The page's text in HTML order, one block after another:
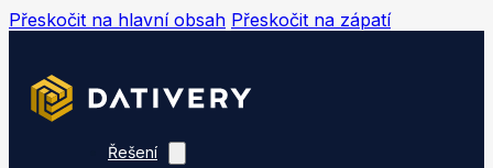
Přeskočit na hlavní obsah Přeskočit na zápatí
Řešení